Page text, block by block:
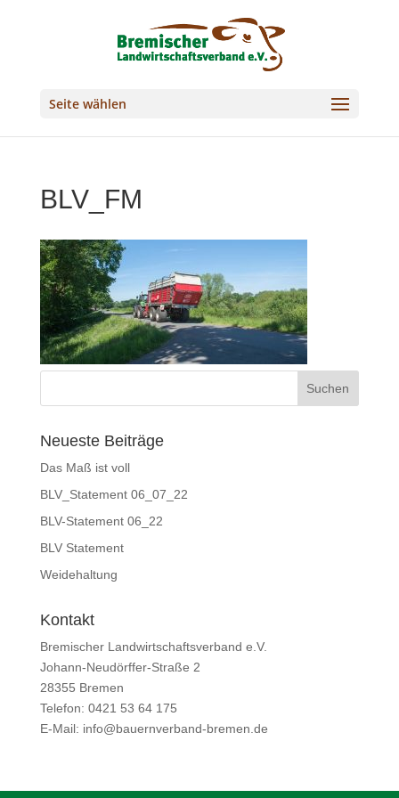
Seite wählen
BLV_FM
Neueste Beiträge
Das Maß ist voll
BLV_Statement 06_07_22
BLV-Statement 06_22
BLV Statement
Weidehaltung
Kontakt
Bremischer Landwirtschaftsverband e.V.
Johann-Neudörffer-Straße 2
28355 Bremen
Telefon: 0421 53 64 175
E-Mail: info@bauernverband-bremen.de